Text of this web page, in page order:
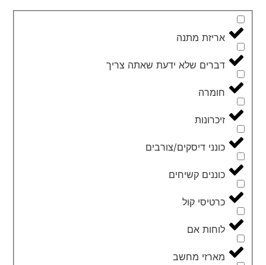
אריזת מתנה
דברים שלא ידעת שאתה צריך
חומרה
זיכרונות
כונני דיסקים/צורבים
כוננים קשיחים
כרטיסי קול
לוחות אם
מארזי מחשב